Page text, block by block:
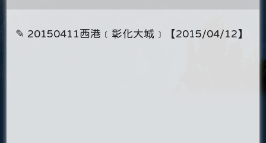
✎ 20150411西港﹝彰化大城﹞【2015/04/12】